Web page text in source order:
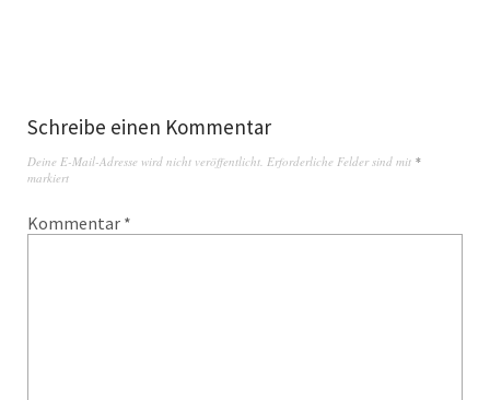
Schreibe einen Kommentar
Deine E-Mail-Adresse wird nicht veröffentlicht. Erforderliche Felder sind mit *
markiert
Kommentar *